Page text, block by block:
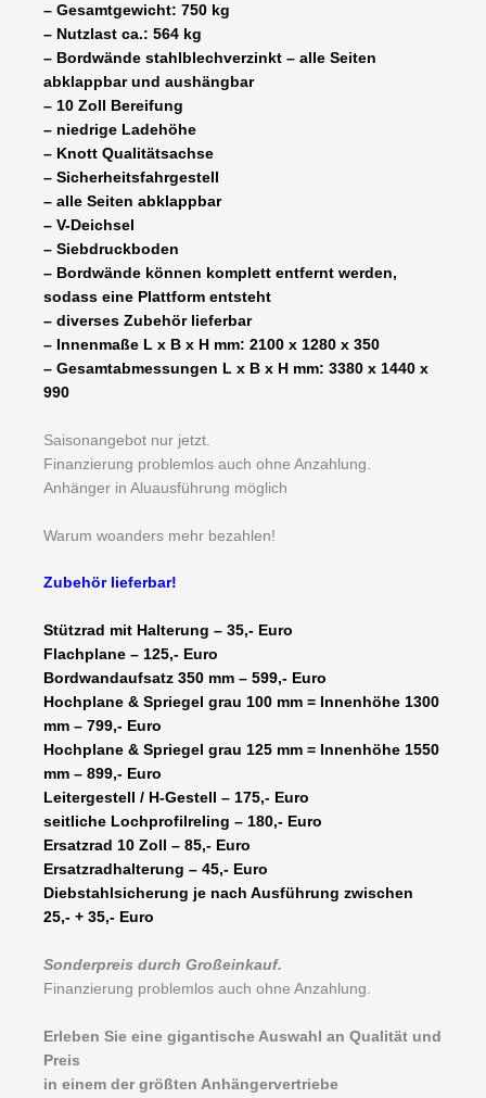
ungebremst
schmale
Ausführung
100
km/h
geeignet
Menge
– Gesamtgewicht: 750 kg
– Nutzlast ca.: 564 kg
– Bordwände stahlblechverzinkt – alle Seiten
abklappbar und aushängbar
– 10 Zoll Bereifung
– niedrige Ladehöhe
– Knott Qualitätsachse
– Sicherheitsfahrgestell
– alle Seiten abklappbar
– V-Deichsel
– Siebdruckboden
– Bordwände können komplett entfernt werden,
sodass eine Plattform entsteht
– diverses Zubehör lieferbar
– Innenmaße L x B x H mm: 2100 x 1280 x 350
– Gesamtabmessungen L x B x H mm: 3380 x 1440 x
990
Saisonangebot nur jetzt.
Finanzierung problemlos auch ohne Anzahlung.
Anhänger in Aluausführung möglich
Warum woanders mehr bezahlen!
Zubehör lieferbar!
Stützrad mit Halterung – 35,- Euro
Flachplane – 125,- Euro
Bordwandaufsatz 350 mm – 599,- Euro
Hochplane & Spriegel grau 100 mm = Innenhöhe 1300
mm – 799,- Euro
Hochplane & Spriegel grau 125 mm = Innenhöhe 1550
mm – 899,- Euro
Leitergestell / H-Gestell – 175,- Euro
seitliche Lochprofilreling – 180,- Euro
Ersatzrad 10 Zoll – 85,- Euro
Ersatzradhalterung – 45,- Euro
Diebstahlsicherung je nach Ausführung zwischen
25,- + 35,- Euro
Sonderpreis durch Großeinkauf.
Finanzierung problemlos auch ohne Anzahlung.
Erleben Sie eine gigantische Auswahl an Qualität und
Preis
in einem der größten Anhängervertriebe